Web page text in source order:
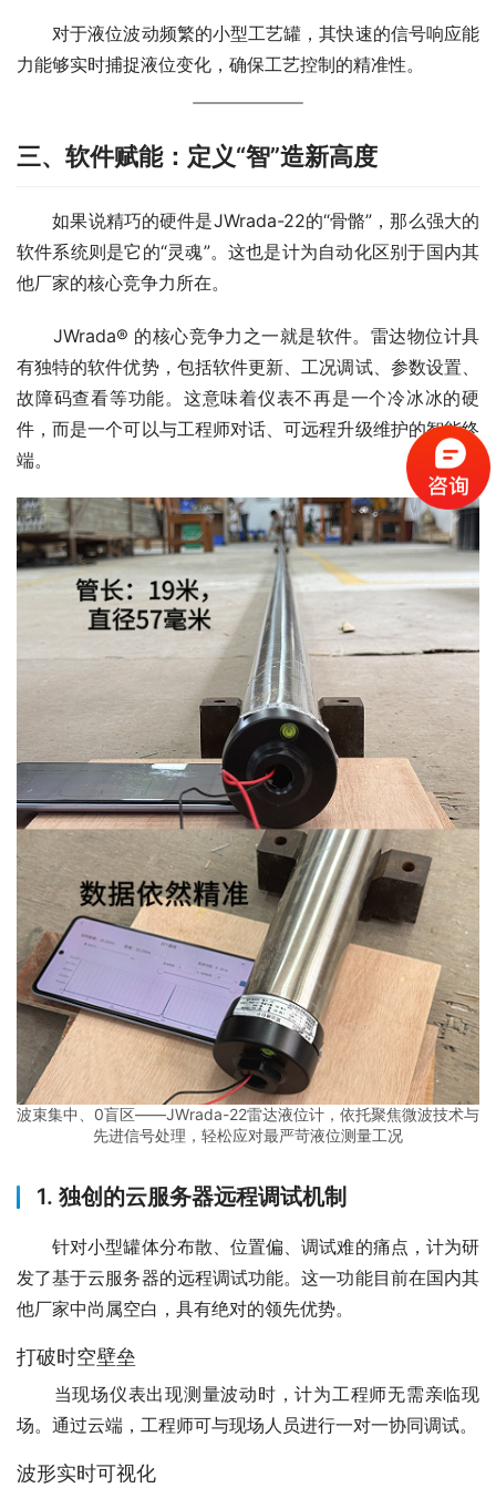
对于液位波动频繁的小型工艺罐，其快速的信号响应能
力能够实时捕捉液位变化，确保工艺控制的精准性。
三、软件赋能：定义“智”造新高度
如果说精巧的硬件是JWrada-22的“骨骼”，那么强大的
软件系统则是它的“灵魂”。这也是计为自动化区别于国内其
他厂家的核心竞争力所在。
JWrada® 的核心竞争力之一就是软件。雷达物位计具
有独特的软件优势，包括软件更新、工况调试、参数设置、
故障码查看等功能。这意味着仪表不再是一个冷冰冰的硬
件，而是一个可以与工程师对话、可远程升级维护的智能终
端。
波束集中、0盲区——JWrada-22雷达液位计，依托聚焦微波技术与
先进信号处理，轻松应对最严苛液位测量工况
1. 独创的云服务器远程调试机制
针对小型罐体分布散、位置偏、调试难的痛点，计为研
发了基于云服务器的远程调试功能。这一功能目前在国内其
他厂家中尚属空白，具有绝对的领先优势。
打破时空壁垒
当现场仪表出现测量波动时，计为工程师无需亲临现
场。通过云端，工程师可与现场人员进行一对一协同调试。
波形实时可视化